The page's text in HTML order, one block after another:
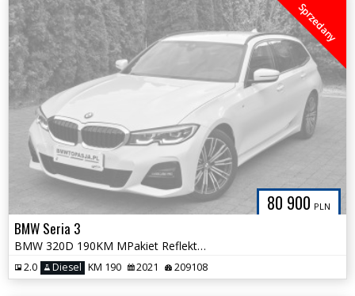
80 900 PLN
Sprzedany
BMW Seria 3
BMW 320D 190KM MPakiet Reflektory Skrętne HiFi Kamera 100%Bezwypadkowa
2.0 Diesel KM 190 2021 209108